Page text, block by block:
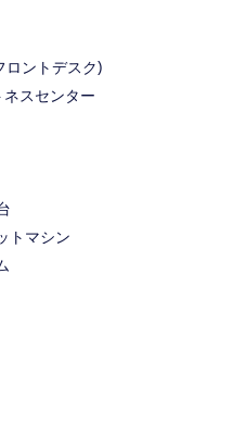
ロントデスク)
スセンター
トマシン